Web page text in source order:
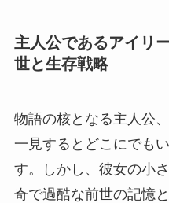
主人公であるアイリ
世と生存戦略
物語の核となる主人公
一見するとどこにでも
す。しかし、彼女の小
奇で過酷な前世の記憶